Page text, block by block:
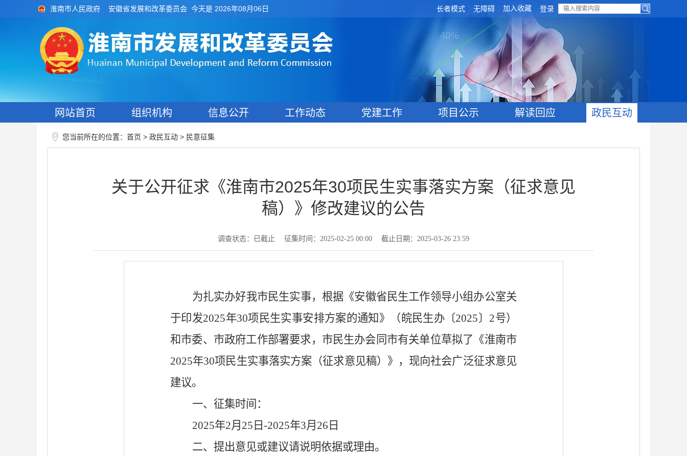
淮南市人民政府 安徽省发展和改革委员会 今天是 2026年08月06日 长者模式 无障碍 加入收藏 登录
网站首页 组织机构 信息公开 工作动态 党建工作 项目公示 解读回应 政民互动
您当前所在的位置： 首页 > 政民互动 > 民意征集
关于公开征求《淮南市2025年30项民生实事落实方案（征求意见
稿）》修改建议的公告
调查状态： 已截止 征集时间： 2025-02-25 00:00 截止日期： 2025-03-26 23:59
为扎实办好我市民生实事，根据《安徽省民生工作领导小组办公室关
于印发2025年30项民生实事安排方案的通知》（皖民生办〔2025〕 2号）
和市委、市政府工作部署要求，市民生办会同市有关单位草拟了《淮南市
2025年30项民生实事落实方案（征求意见稿）》，现向社会广泛征求意见
建议。
一、征集时间：
2025年2月 25 日 -2025年3月 26 日
二、提出意见或建议请说明依据或理由。